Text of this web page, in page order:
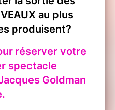
au plus
produisent?
réserver votre
spectacle
Goldman